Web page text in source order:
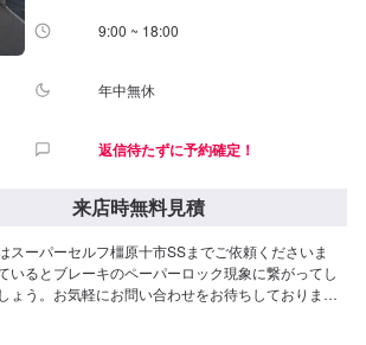
9:00 ~ 18:00
年中無休
返信待たずに予約確定！
来店時無料見積
スーパーセルフ橿原十市SSまでご依頼くださいま
いるとブレーキのペーパーロック現象に繋がってし
ょう。お気軽にお問い合わせをお待ちしておりま